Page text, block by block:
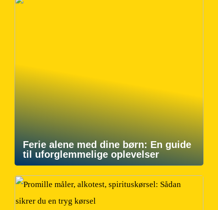
Ferie alene med dine børn: En guide
til uforglemmelige oplevelser